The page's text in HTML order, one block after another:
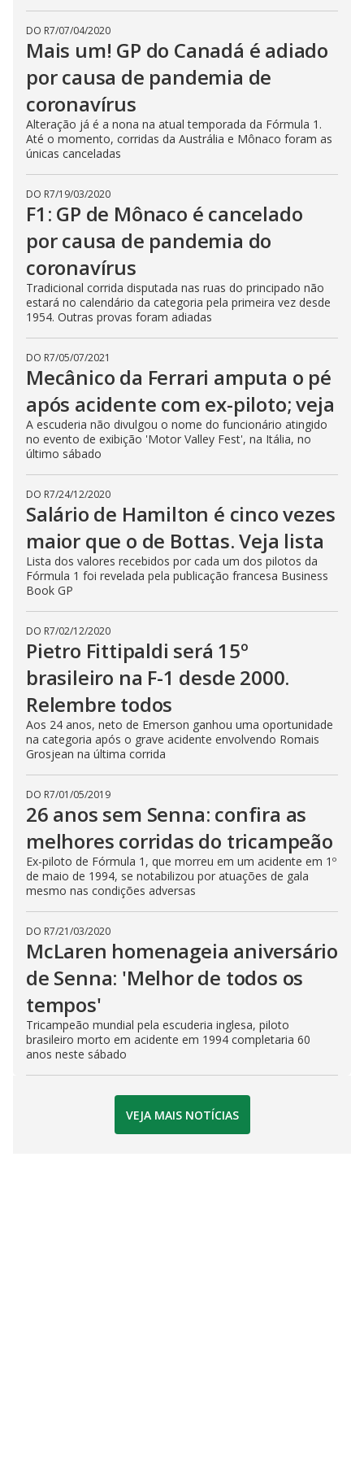
DO R7/07/04/2020
Mais um! GP do Canadá é adiado
por causa de pandemia de
coronavírus
Alteração já é a nona na atual temporada da Fórmula 1.
Até o momento, corridas da Austrália e Mônaco foram as
únicas canceladas
DO R7/19/03/2020
F1: GP de Mônaco é cancelado
por causa de pandemia do
coronavírus
Tradicional corrida disputada nas ruas do principado não
estará no calendário da categoria pela primeira vez desde
1954. Outras provas foram adiadas
DO R7/05/07/2021
Mecânico da Ferrari amputa o pé
após acidente com ex-piloto; veja
A escuderia não divulgou o nome do funcionário atingido
no evento de exibição 'Motor Valley Fest', na Itália, no
último sábado
DO R7/24/12/2020
Salário de Hamilton é cinco vezes
maior que o de Bottas. Veja lista
Lista dos valores recebidos por cada um dos pilotos da
Fórmula 1 foi revelada pela publicação francesa Business
Book GP
DO R7/02/12/2020
Pietro Fittipaldi será 15º
brasileiro na F-1 desde 2000.
Relembre todos
Aos 24 anos, neto de Emerson ganhou uma oportunidade
na categoria após o grave acidente envolvendo Romais
Grosjean na última corrida
DO R7/01/05/2019
26 anos sem Senna: confira as
melhores corridas do tricampeão
Ex-piloto de Fórmula 1, que morreu em um acidente em 1º
de maio de 1994, se notabilizou por atuações de gala
mesmo nas condições adversas
DO R7/21/03/2020
McLaren homenageia aniversário
de Senna: 'Melhor de todos os
tempos'
Tricampeão mundial pela escuderia inglesa, piloto
brasileiro morto em acidente em 1994 completaria 60
anos neste sábado
VEJA MAIS NOTÍCIAS